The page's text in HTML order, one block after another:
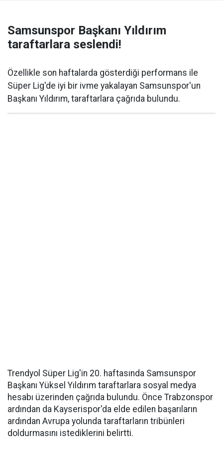
Samsunspor Başkanı Yıldırım
taraftarlara seslendi!
Özellikle son haftalarda gösterdiği performans ile
Süper Lig'de iyi bir ivme yakalayan Samsunspor'un
Başkanı Yıldırım, taraftarlara çağrıda bulundu.
Trendyol Süper Lig'in 20. haftasında Samsunspor
Başkanı Yüksel Yıldırım taraftarlara sosyal medya
hesabı üzerinden çağrıda bulundu. Önce Trabzonspor
ardından da Kayserispor'da elde edilen başarıların
ardından Avrupa yolunda taraftarların tribünleri
doldurmasını istediklerini belirtti.